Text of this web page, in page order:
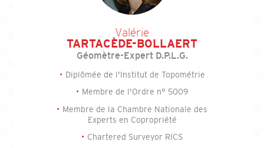
Valérie
TARTACÈDE-BOLLAERT
Géomètre-Expert D.P.L.G.
Diplômée de l'Institut de Topométrie
Membre de l'Ordre n° 5009
Membre de la Chambre Nationale des
Experts en Copropriété
Chartered Surveyor RICS